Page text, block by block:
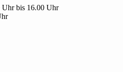
Uhr bis 16.00 Uhr